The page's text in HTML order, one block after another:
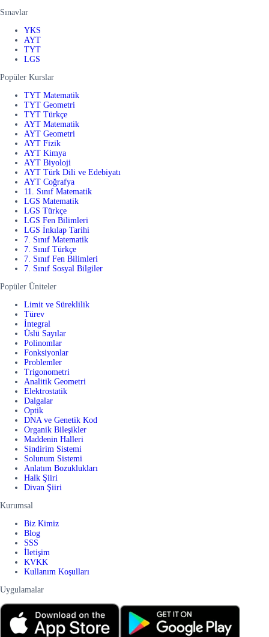
Sınavlar
YKS
AYT
TYT
LGS
Popüler Kurslar
TYT Matematik
TYT Geometri
TYT Türkçe
AYT Matematik
AYT Geometri
AYT Fizik
AYT Kimya
AYT Biyoloji
AYT Türk Dili ve Edebiyatı
AYT Coğrafya
11. Sınıf Matematik
LGS Matematik
LGS Türkçe
LGS Fen Bilimleri
LGS İnkılap Tarihi
7. Sınıf Matematik
7. Sınıf Türkçe
7. Sınıf Fen Bilimleri
7. Sınıf Sosyal Bilgiler
Popüler Üniteler
Limit ve Süreklilik
Türev
İntegral
Üslü Sayılar
Polinomlar
Fonksiyonlar
Problemler
Trigonometri
Analitik Geometri
Elektrostatik
Dalgalar
Optik
DNA ve Genetik Kod
Organik Bileşikler
Maddenin Halleri
Sindirim Sistemi
Solunum Sistemi
Anlatım Bozuklukları
Halk Şiiri
Divan Şiiri
Kurumsal
Biz Kimiz
Blog
SSS
İletişim
KVKK
Kullanım Koşulları
Uygulamalar